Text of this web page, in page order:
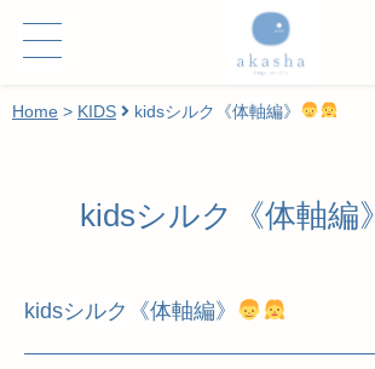
Home > KIDS kidsシルク《体軸編》
kidsシルク《体軸編》
kidsシルク《体軸編》